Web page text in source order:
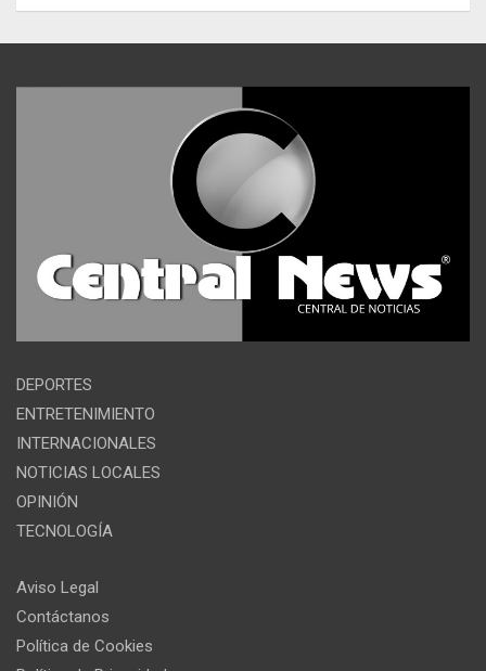
DEPORTES
ENTRETENIMIENTO
INTERNACIONALES
NOTICIAS LOCALES
OPINIÓN
TECNOLOGÍA
Aviso Legal
Contáctanos
Política de Cookies